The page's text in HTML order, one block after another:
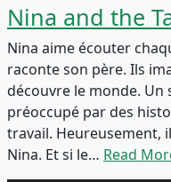
Nina and the
Nina aime écouter
raconte son père. Ils
découvre le monde. Un
préoccupé par des
travail. Heureusement,
Nina. Et si le… Read